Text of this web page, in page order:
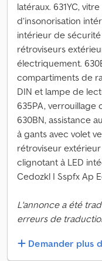
latéraux. 631YC,
d’insonorisation
intérieur de
rétroviseurs
électriquement.
compartiments de
DIN et lampe de
635PA, verrouillage
630BN, assistance
à gants avec volet
rétroviseur
clignotant à LED
Cedozkl I Sspfx Ap
L'annonce a été
erreurs de
Demander plus